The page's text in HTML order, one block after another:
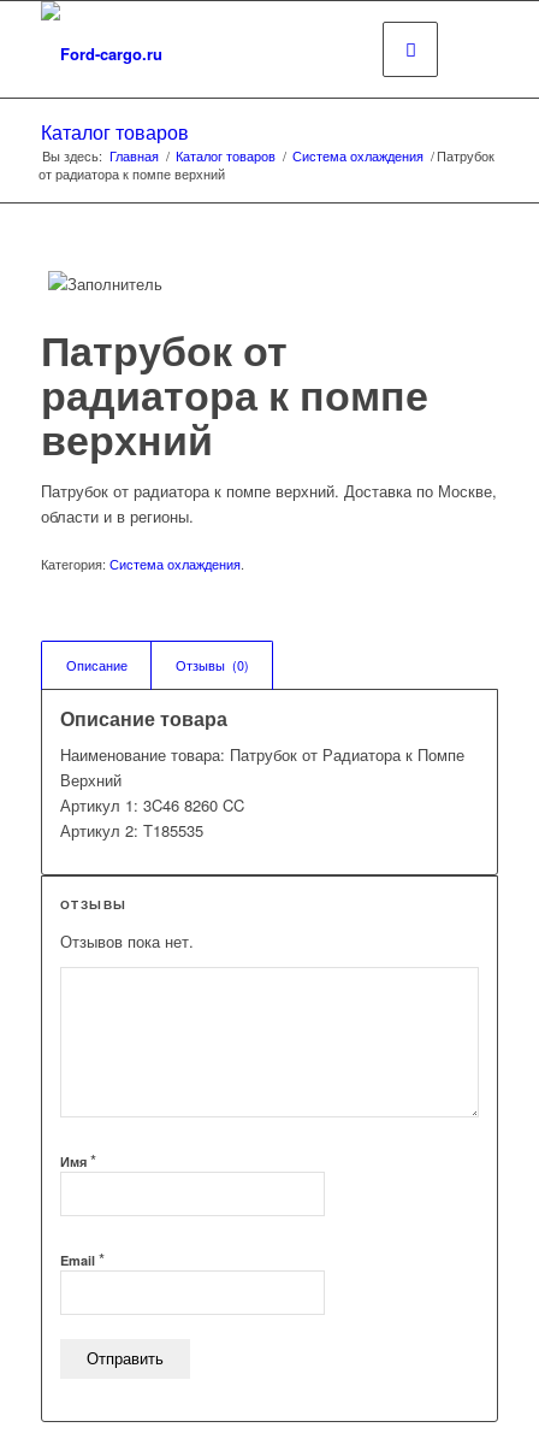
Каталог товаров
Вы здесь: Главная / Каталог товаров / Система охлаждения / Патрубок
от радиатора к помпе верхний
Патрубок от
радиатора к помпе
верхний
Патрубок от радиатора к помпе верхний. Доставка по Москве,
области и в регионы.
Категория: Система охлаждения.
Описание Отзывы  (0)
Описание товара
Наименование товара: Патрубок от Радиатора к Помпе
Верхний
Артикул 1: 3C46 8260 CC
Артикул 2: T185535
ОТЗЫВЫ
Отзывов пока нет.
Имя *
Email *